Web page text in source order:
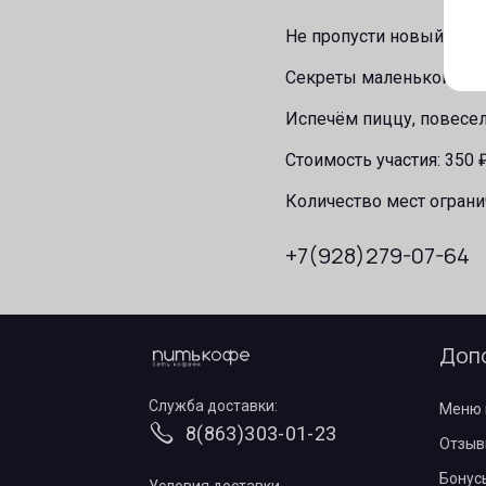
Не пропусти новый
Секреты маленькой
Испечём пиццу,
Стоимость участия: 350
Количество мест
+7(928)279-07-64
Служба доставки:
8(863)303-01-23
Меню